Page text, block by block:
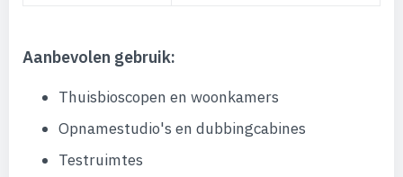
Aanbevolen gebruik:
Thuisbioscopen en woonkamers
Opnamestudio's en dubbingcabines
Testruimtes